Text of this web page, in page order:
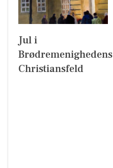
Jul i
Brødremenighedens
Christiansfeld